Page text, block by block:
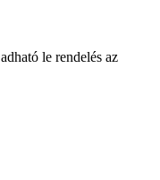
le rendelés az